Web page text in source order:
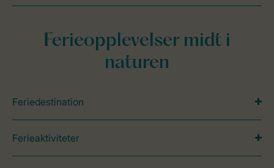
Ferieopplevelser midt i
naturen
Feriedestination
Ferieaktiviteter